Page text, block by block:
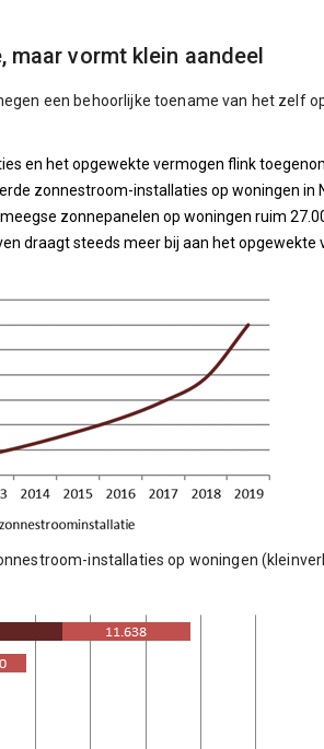
vormt klein aandeel
een behoorlijke toename van het zelf
en het opgewekte vermogen flink
zonnestroom-installaties op woningen in
zonnepanelen op woningen ruim
draagt steeds meer bij aan het opgewekte
installaties op woningen